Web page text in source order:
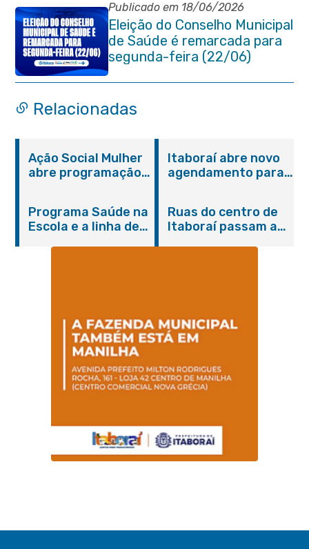
Publicado em 18/06/2026
Eleição do Conselho Municipal
de Saúde é remarcada para
segunda-feira (22/06)
Relacionadas
Ação Social Mulher
abre programação
serviços gratuitos e
orientações
Itaboraí abre novo
agendamento para
Programa Saúde na
Escola e a linha de
Magalhães Seabra
Ruas do centro de
Itaboraí passam a